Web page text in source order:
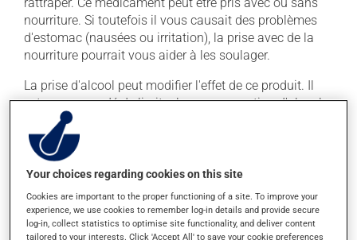
nourriture. Si toutefois il vous causait des problèmes
d'estomac (nausées ou irritation), la prise avec de la
nourriture pourrait vous aider à les soulager.
La prise d'alcool peut modifier l'effet de ce produit. Il
est recommandé de limiter la consommation d'alcool
durant le traitement.
Effets indésirables
En plus de ses effets recherchés, ce produit peut à
l'occasion entraîner certains effets indésirables (effets
secondaires), notamment :
Your choices regarding cookies on this site
Cookies are important to the proper functioning of a site. To improve your
experience, we use cookies to remember log-in details and provide secure
log-in, collect statistics to optimise site functionality, and deliver content
tailored to your interests. Click 'Accept All' to save your cookie preferences